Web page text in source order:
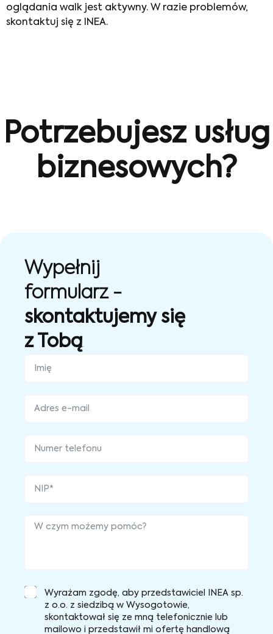
oglądania walk jest aktywny. W razie problemów,
skontaktuj się z INEA.
Potrzebujesz usług
biznesowych?
Wypełnij
formularz -
skontaktujemy się
z Tobą
Wyrażam zgodę, aby przedstawiciel INEA sp.
z o.o. z siedzibą w Wysogotowie,
skontaktował się ze mną telefonicznie lub
mailowo i przedstawił mi ofertę handlową